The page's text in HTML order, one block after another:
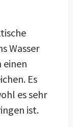
Wasser
einen
Es
es sehr
ist.